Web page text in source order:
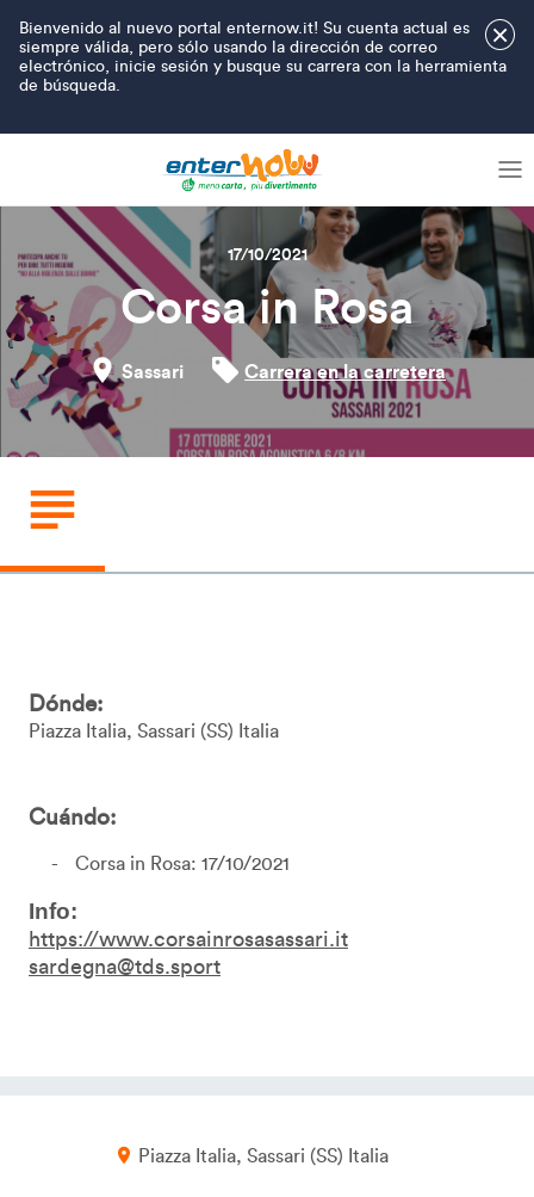
×
Bienvenido al nuevo portal enternow.it! Su cuenta actual es
siempre válida, pero sólo usando la dirección de correo
electrónico, inicie sesión y busque su carrera con la herramienta
de búsqueda.
17/10/2021
Corsa in Rosa
Sassari Carrera en la carretera
Dónde:
Piazza Italia Sassari SS Italia
Cuándo:
Corsa in Rosa: 17/10/2021
Info:
https://www.corsainrosasassari.it
sardegna@tds.sport
Piazza Italia Sassari SS Italia